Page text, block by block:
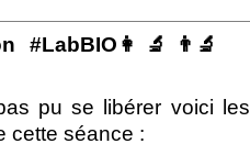
#LabBIO👩‍🔬👨‍🔬
pu se libérer voici les
cette séance :